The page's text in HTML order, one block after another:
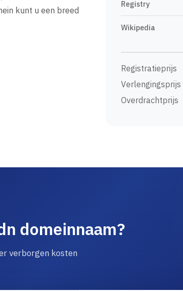
kunt u een breed
Registry
Wikipedia
Registratieprijs
Verlengingsprijs
Overdrachtprijs
domeinnaam?
verborgen kosten